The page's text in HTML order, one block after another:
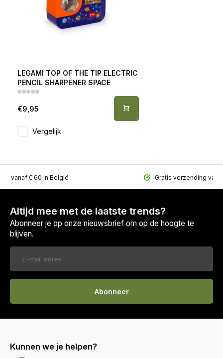
LEGAMI TOP OF THE TIP ELECTRIC
PENCIL SHARPENER SPACE
€9,95
Vergelijk
vanaf € 60 in België Gratis verzending
Altijd mee met de laatste trends?
Abonneer je op onze nieuwsbrief om op de hoogte te
blijven.
Abonneer
Kunnen we je helpen?